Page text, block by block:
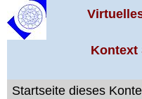
Kontext
Startseite dieses